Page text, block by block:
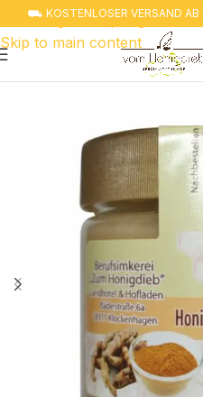
Zur navigation springen
Skip to main content
⛟ KOSTENLOSER VERSAND AB
Honig trifft auf